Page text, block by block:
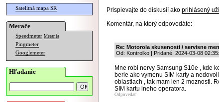
Satelitná mapa SR
Merače
Speedmeter Merania
Pingmeter
Googlemeter
Hľadanie
Prispievajte do diskusií ako prihlásený
Komentár, na ktorý odpovedáte:
Re: Motorola skusenosti / servisne
Od: Kontrolko | Pridané: 2024-03-08
Mne robi nervy Samsung S10e , kde
berie ako vymenu SIM karty a
oblastiach , tak mam len 2 moznosti.
SIM kartu ineho operatora.
Odpovedať